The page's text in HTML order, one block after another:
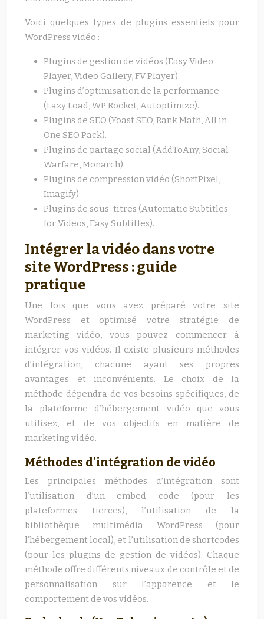
Voici quelques types de plugins essentiels pour
WordPress vidéo :
Plugins de gestion de vidéos (Easy Video
Player, Video Gallery, FV Player).
Plugins d’optimisation de la performance
(Lazy Load, WP Rocket, Autoptimize).
Plugins de SEO (Yoast SEO, Rank Math, All in
One SEO Pack).
Plugins de partage social (AddToAny, Social
Warfare, Monarch).
Plugins de compression vidéo (ShortPixel,
Imagify).
Plugins de sous-titres (Automatic Subtitles
for Videos, Easy Subtitles).
Intégrer la vidéo dans votre
site WordPress : guide
pratique
Une fois que vous avez préparé votre site
WordPress et optimisé votre stratégie de
marketing vidéo, vous pouvez commencer à
intégrer vos vidéos. Il existe plusieurs méthodes
d’intégration, chacune ayant ses propres
avantages et inconvénients. Le choix de la
méthode dépendra de vos besoins spécifiques, de
la plateforme d’hébergement vidéo que vous
utilisez, et de vos objectifs en matière de
marketing vidéo.
Méthodes d’intégration de vidéo
Les principales méthodes d’intégration sont
l’utilisation d’un embed code (pour les
plateformes tierces), l’utilisation de la
bibliothèque multimédia WordPress (pour
l’hébergement local), et l’utilisation de shortcodes
(pour les plugins de gestion de vidéos). Chaque
méthode offre différents niveaux de contrôle et de
personnalisation sur l’apparence et le
comportement de vos vidéos.